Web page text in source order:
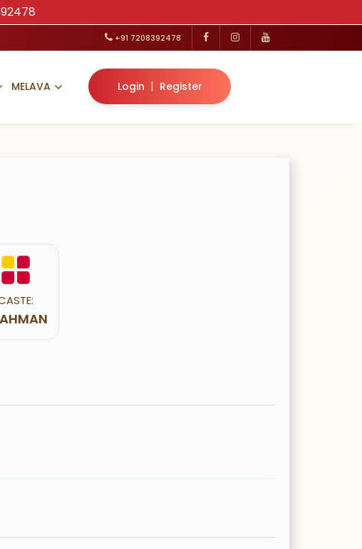
+91 7208392478
MELAVA Login | Register